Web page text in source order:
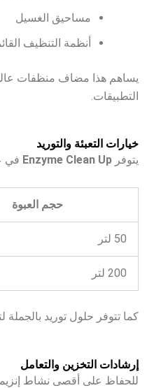
مساحيق الغسيل
أنظمة التنظيف
يساهم هذا مضاف منظفات عالي
التطبيقات.
خيارات التعبئة والتوريد
يتوفر Enzyme Clean Up في
حجم العبوة
50 لتر
200 لتر
كما تتوفر حلول توريد بالجملة
إرشادات التخزين والتعامل
للحفاظ على أقصى نشاط